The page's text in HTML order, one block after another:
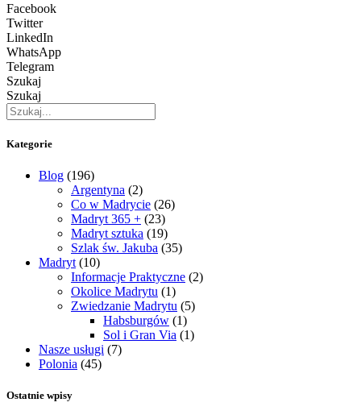
Facebook
Twitter
LinkedIn
WhatsApp
Telegram
Szukaj
Szukaj
Kategorie
Blog (196)
Argentyna (2)
Co w Madrycie (26)
Madryt 365 + (23)
Madryt sztuka (19)
Szlak św. Jakuba (35)
Madryt (10)
Informacje Praktyczne (2)
Okolice Madrytu (1)
Zwiedzanie Madrytu (5)
Habsburgów (1)
Sol i Gran Via (1)
Nasze usługi (7)
Polonia (45)
Ostatnie wpisy